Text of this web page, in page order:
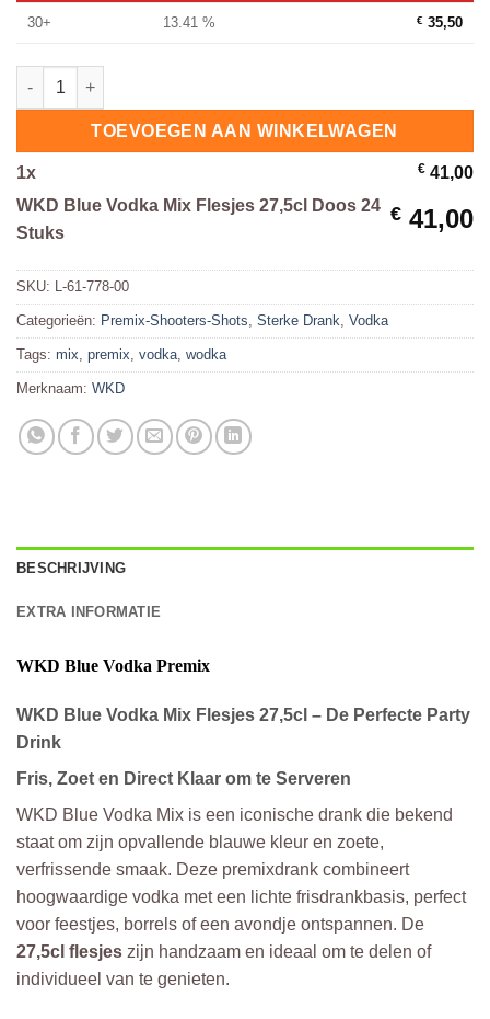
30+ 13.41 % € 35,50
WKD Blue Vodka Mix Flesjes 27,5cl Doos 24 Stuks hoeveelheid
TOEVOEGEN AAN WINKELWAGEN
1x € 41,00
WKD Blue Vodka Mix Flesjes 27,5cl Doos 24
Stuks
€ 41,00
SKU: L-61-778-00
Categorieën: Premix-Shooters-Shots Sterke Drank Vodka
Tags: mix premix vodka wodka
Merknaam: WKD
BESCHRIJVING
EXTRA INFORMATIE
WKD Blue Vodka Premix
WKD Blue Vodka Mix Flesjes 27,5cl – De Perfecte Party
Drink
Fris, Zoet en Direct Klaar om te Serveren
WKD Blue Vodka Mix is een iconische drank die bekend
staat om zijn opvallende blauwe kleur en zoete,
verfrissende smaak. Deze premixdrank combineert
hoogwaardige vodka met een lichte frisdrankbasis, perfect
voor feestjes, borrels of een avondje ontspannen. De
27,5cl flesjes zijn handzaam en ideaal om te delen of
individueel van te genieten.